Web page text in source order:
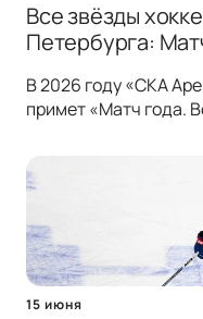
Все звёзды
Петербурга:
В 2026 году «СКА
примет «Матч года.
15 июня